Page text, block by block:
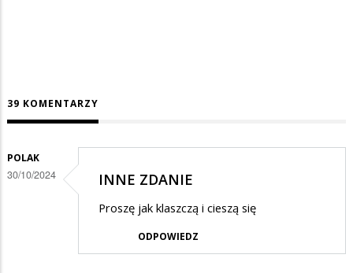
39 KOMENTARZY
POLAK
30/10/2024 INNE ZDANIE
Proszę jak klaszczą i cieszą się
ODPOWIEDZ